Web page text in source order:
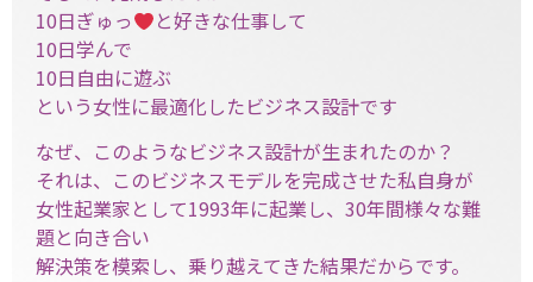
10日ぎゅっ
と好きな仕事して
10日学んで
10日自由に遊ぶ
という女性に最適化したビジネス設計です
なぜ、このようなビジネス設計が生まれたのか？
それは、このビジネスモデルを完成させた私自身が
女性起業家として1993年に起業し、30年間様々な難
題と向き合い
解決策を模索し、乗り越えてきた結果だからです。